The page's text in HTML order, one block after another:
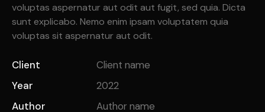
voluptas aspernatur aut odit aut fugit, sed quia. Dicta
sunt explicabo. Nemo enim ipsam voluptatem quia
voluptas sit aspernatur aut odit.
Client
Client name
Year
2022
Author
Author name